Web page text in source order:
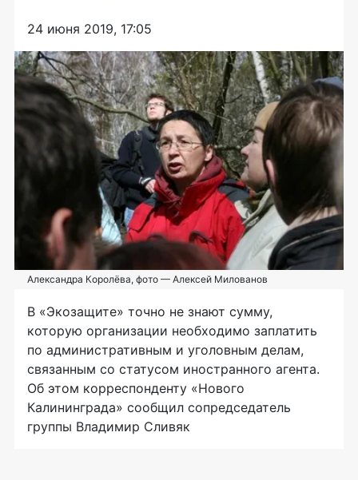
24 июня 2019, 17:05
Александра Королёва, фото — Алексей Милованов
В «Экозащите» точно не знают сумму,
которую организации необходимо заплатить
по административным и уголовным делам,
связанным со статусом иностранного агента.
Об этом корреспонденту «Нового
Калининграда» сообщил сопредседатель
группы Владимир Сливяк